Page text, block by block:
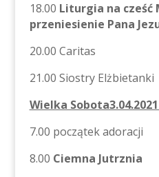
18.00 Liturgia na cześć
przeniesienie Pana
20.00 Caritas
21.00 Siostry Elżbietanki
Wielka
7.00 początek adoracji
8.00 Ciemna Jutrznia